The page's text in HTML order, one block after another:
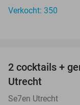
Verkocht: 350
2 cocktails +
Utrecht
Se7en Utrecht